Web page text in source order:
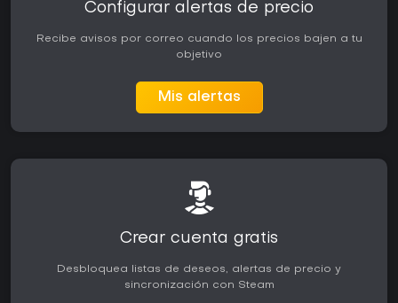
Configurar alertas de precio
Recibe avisos por correo cuando los precios bajen a tu
objetivo
Mis alertas
Crear cuenta gratis
Desbloquea listas de deseos, alertas de precio y
sincronización con Steam